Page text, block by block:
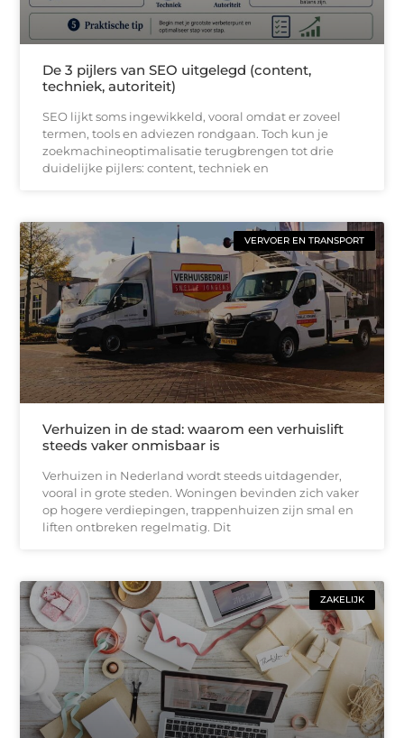
De 3 pijlers van SEO uitgelegd (content,
techniek, autoriteit)
SEO lijkt soms ingewikkeld, vooral omdat er zoveel
termen, tools en adviezen rondgaan. Toch kun je
zoekmachineoptimalisatie terugbrengen tot drie
duidelijke pijlers: content, techniek en
VERVOER EN TRANSPORT
Verhuizen in de stad: waarom een verhuislift
steeds vaker onmisbaar is
Verhuizen in Nederland wordt steeds uitdagender,
vooral in grote steden. Woningen bevinden zich vaker
op hogere verdiepingen, trappenhuizen zijn smal en
liften ontbreken regelmatig. Dit
ZAKELIJK